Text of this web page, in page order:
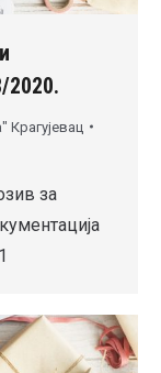
2020.
Крагујевац
за